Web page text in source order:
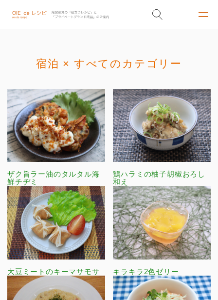
宿泊 × すべてのカテゴリー
ザク旨ラー油のタルタル海
鮮チヂミ
鶏ハラミの柚子胡椒おろし
和え
大豆ミートのキーマサモサ キラキラ2色ゼリー